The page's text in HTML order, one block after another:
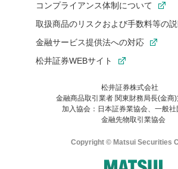
コンプライアンス体制について
取扱商品のリスクおよび手数料等の説
金融サービス提供法への対応
松井証券WEBサイト
松井証券株式会社
金融商品取引業者 関東財務局長(金
加入協会：日本証券業協会、一般
金融先物取引業協会
Copyright © Matsui Securities
お気に入り機能は松井証券の会員限定の機
お気に入り登録いただくと、後からいつでも
ンツを一覧でご確認いただけます。
ご利用いただくには口座開設が必要です。
はご利用の端末で一度ログインしてください